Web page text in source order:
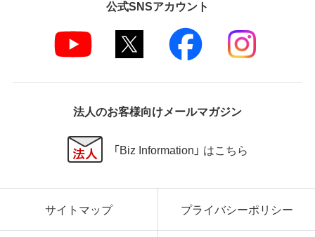
公式SNSアカウント
法人のお客様向けメールマガジン
「Biz Information」 はこちら
サイトマップ プライバシーポリシー